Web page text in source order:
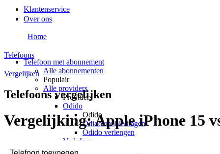
Klantenservice
Over ons
Telefoon met abonnement
Alle abonnementen
Populair
Alle providers
Providers
Odido
Odido
Odido aanbiedingen
Odido verlengen
Vodafone
Home
Telefoons
Vergelijken
Telefoons vergelijken
Vergelijking:Apple iPhone 15